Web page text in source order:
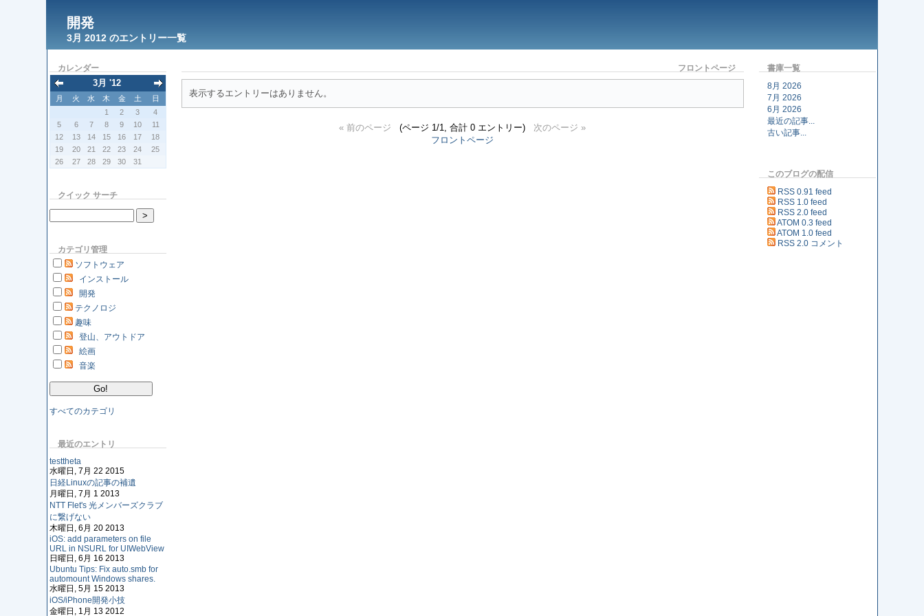
開発
3月 2012 のエントリー一覧
カレンダー
3月 '12
月 火 水 木 金 土
日
1
2 3
4
5
6 7 8 9 10
11
12
13 14 15 16 17
18
19
20 21 22 23 24
25
26
27 28 29 30 31
クイック サーチ
カテゴリ管理
ソフトウェア
インストール
開発
テクノロジ
趣味
登山、アウトドア
絵画
音楽
すべてのカテゴリ
最近のエントリ
testtheta
水曜日, 7月 22 2015
日経Linuxの記事の補遺
月曜日, 7月 1 2013
NTT Flet's 光メンバーズクラブ
に繋げない
木曜日, 6月 20 2013
iOS: add parameters on file
URL in NSURL for UIWebView
日曜日, 6月 16 2013
Ubuntu Tips: Fix auto.smb for
automount Windows shares.
水曜日, 5月 15 2013
iOS/iPhone開発小技
金曜日, 1月 13 2012
フロントページ
表示するエントリーはありません。
« 前のページ (ページ 1/1, 合計 0 エントリー) 次のページ »
フロントページ
書庫一覧
8月 2026
7月 2026
6月 2026
最近の記事...
古い記事...
このブログの配信
RSS 0.91 feed
RSS 1.0 feed
RSS 2.0 feed
ATOM 0.3 feed
ATOM 1.0 feed
RSS 2.0 コメント